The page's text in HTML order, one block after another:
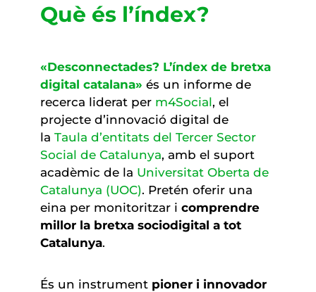
Què és l’índex?
«Desconnectades? L’índex de bretxa
digital catalana» és un informe de
recerca liderat per m4Social, el
projecte d’innovació digital de
la Taula d’entitats del Tercer Sector
Social de Catalunya, amb el suport
acadèmic de la Universitat Oberta de
Catalunya (UOC). Pretén oferir una
eina per monitoritzar i comprendre
millor la bretxa sociodigital a tot
Catalunya.
És un instrument pioner i innovador